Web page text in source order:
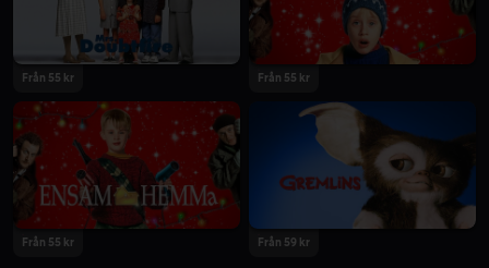
Från 55 kr Från 55 kr
Från 55 kr Från 59 kr